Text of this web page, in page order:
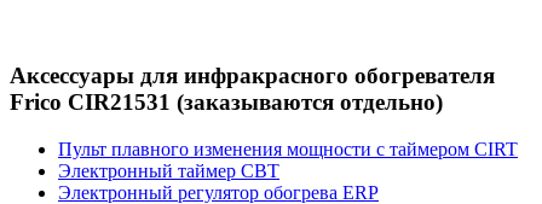
Аксессуары для инфракрасного обогревателя
Frico CIR21531 (заказываются отдельно)
Пульт плавного изменения мощности с таймером CIRT
Электронный таймер CBT
Электронный регулятор обогрева ERP